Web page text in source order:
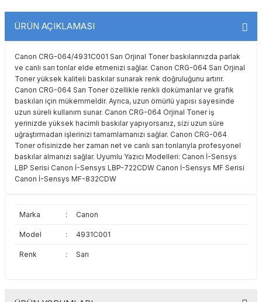
Sharp
Toshiba
Triumph Adler
Utax
Toshiba
Triumph Adler
Utax
Xerox
ÜRÜN AÇIKLAMASI
Canon CRG-064/4931C001 Sarı Orjinal Toner baskılarınızda parlak
ve canlı sarı tonlar elde etmenizi sağlar. Canon CRG-064 Sarı Orjinal
Toner yüksek kaliteli baskılar sunarak renk doğruluğunu artırır.
Canon CRG-064 Sarı Toner özellikle renkli dokümanlar ve grafik
baskıları için mükemmeldir. Ayrıca, uzun ömürlü yapısı sayesinde
uzun süreli kullanım sunar. Canon CRG-064 Orjinal Toner iş
yerinizde yüksek hacimli baskılar yapıyorsanız, sizi uzun süre
uğraştırmadan işlerinizi tamamlamanızı sağlar. Canon CRG-064
Toner ofisinizde her zaman net ve canlı sarı tonlarıyla profesyonel
baskılar almanızı sağlar. Uyumlu Yazıcı Modelleri: Canon İ-Sensys
LBP Serisi Canon İ-Sensys LBP-722CDW Canon İ-Sensys MF Serisi
Canon İ-Sensys MF-832CDW
Marka : Canon
Model : 4931C001
Renk : Sarı